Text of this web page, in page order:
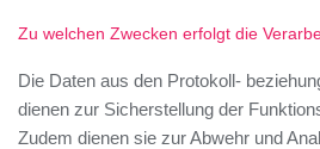
Zu welchen Zwecken erfolgt die
Die Daten aus den Protokoll-
dienen zur Sicherstellung der
Zudem dienen sie zur Abwehr und